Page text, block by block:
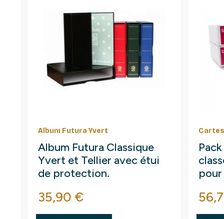
Album Futura Yvert
Album Futura Classique
Yvert et Tellier avec étui
de protection.
Prix
35,90 € Prix